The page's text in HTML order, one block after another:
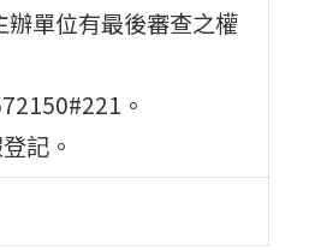
單位有最後審查之權
。
記。